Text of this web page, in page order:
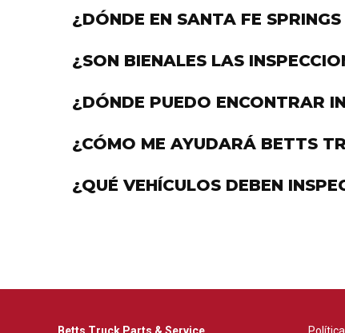
¿DÓNDE EN SANTA FE
¿SON BIENALES LAS
¿DÓNDE PUEDO ENCONTRAR
¿CÓMO ME AYUDARÁ BETTS
¿QUÉ VEHÍCULOS DEBEN